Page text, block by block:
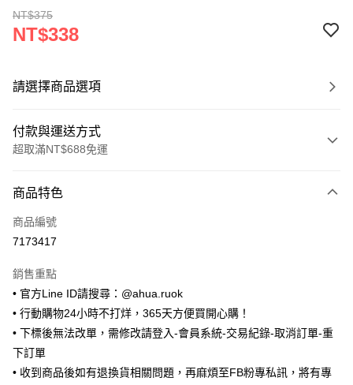
NT$375
NT$338
請選擇商品選項
付款與運送方式
超取滿NT$688免運
信用卡一次付款
超商取貨付款
Apple Pay
街口支付
悠遊付
ATM付款
商品特色
商品編號
7173417
銷售重點
• 官方Line ID請搜尋：@ahua.ruok
• 行動購物24小時不打烊，365天方便買開心購！
• 下標後無法改單，需修改請登入-會員系統-交易紀錄-取消訂單-重
下訂單
• 收到商品後如有退換貨相關問題，再麻煩至FB粉專私訊，將有專